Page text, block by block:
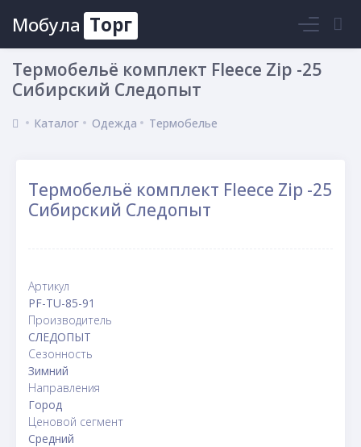
Мобула Торг Войти
Термобельё комплект Fleece Zip -25
Сибирский Следопыт
Каталог Одежда Термобелье
Термобельё комплект Fleece Zip -25
Сибирский Следопыт
Артикул
PF-TU-85-91
Производитель
СЛЕДОПЫТ
Сезонность
Зимний
Направления
Город
Ценовой сегмент
Средний